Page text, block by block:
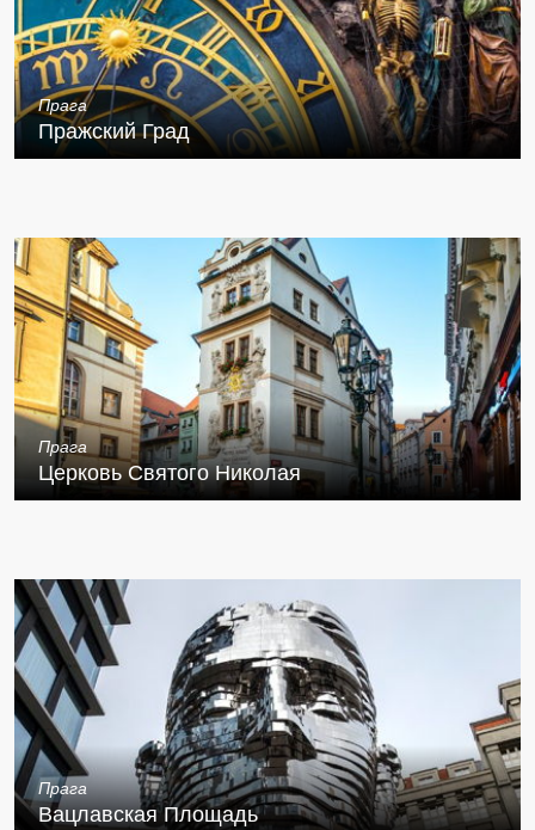
Прага
Пражский Град
Прага
Церковь Святого Николая
Прага
Вацлавская Площадь